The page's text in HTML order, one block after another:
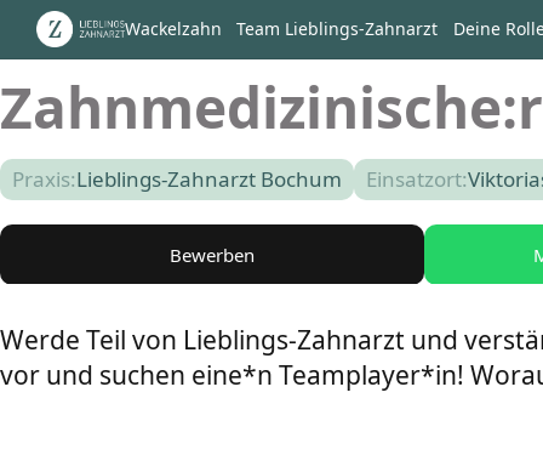
Wackelzahn Team Lieblings-Zahnarzt Deine
Praxis:Lieblings-Zahnarzt Bochum Einsatzort:
Bewerben
Werde Teil von Lieblings-Zahnarzt und
vor und suchen eine*n Teamplayer*in!